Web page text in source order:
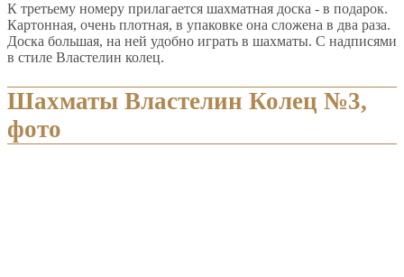
К третьему номеру прилагается шахматная доска - в подарок.
Картонная, очень плотная, в упаковке она сложена в два раза.
Доска большая, на ней удобно играть в шахматы. С надписями
в стиле Властелин колец.
Шахматы Властелин Колец №3,
фото